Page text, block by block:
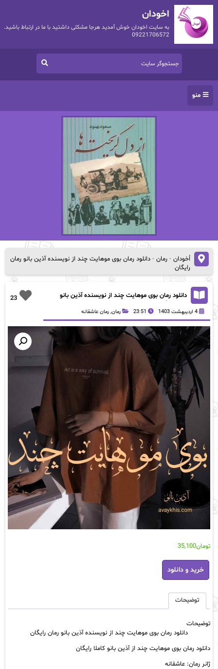
اخودان
به سایت اخودان خوش آمدید هرجا مشکلی داشتید با ما در ارتباط باشید.
09221706572
منو
اُخودان- رمان- دانلود رمان بوی موهایت چند از نویسنده آذین بانو رمان
رایگان
23
دانلود رمان بوی موهایت چند از نویسنده آذین بانو
4 اردیبهشت 1403 23:51 رمان, رمان عاشقانه
تومان35,100
دانلود
رمان
بوی
از
آذین
رمان
رایگان
عدد
خرید و دانلود
توضیحات
توضیحات
دانلود رمان بوی موهایت چند از نویسنده آذین بانو رمان رایگان
دانلود رمان بوی موهایت چند از آذین بانو کاملا رایگان
ژانر رمان: عاشقانه